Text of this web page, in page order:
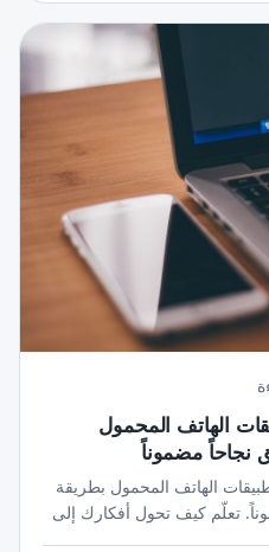
الهاتف المحمول
نجاحاً مضموناً
تطبيقات الهاتف المحمول بطريقة
تعلّم كيف تحول أفكارك إلى